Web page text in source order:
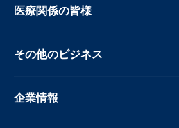
医療関係の皆様
その他のビジネス
企業情報